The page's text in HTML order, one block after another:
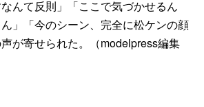
なんて反則」「ここで気づかせるん
」「今のシーン、完全に松ケンの顔
が寄せられた。（modelpress編集